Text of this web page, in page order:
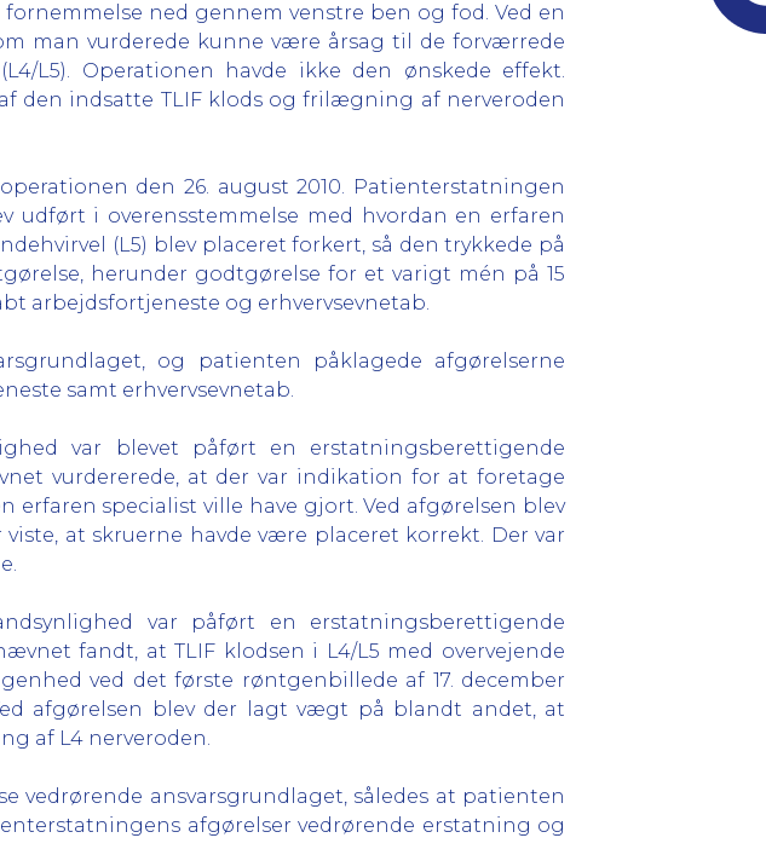
ned gennem venstre ben og fod. Ved en
man vurderede kunne være årsag til de forværrede
L5). Operationen havde ikke den ønskede effekt.
den indsatte TLIF klods og frilægning af nerveroden
den 26. august 2010. Patienterstatningen
i overensstemmelse med hvordan en erfaren
(L5) blev placeret forkert, så den trykkede på
herunder godtgørelse for et varigt mén på 15
arbejdsfortjeneste og erhvervsevnetab.
og patienten påklagede afgørelserne
samt erhvervsevnetab.
var blevet påført en erstatningsberettigende
vurdererede, at der var indikation for at foretage
specialist ville have gjort. Ved afgørelsen blev
at skruerne havde være placeret korrekt. Der var
var påført en erstatningsberettigende
fandt, at TLIF klodsen i L4/L5 med overvejende
ved det første røntgenbillede af 17. december
afgørelsen blev der lagt vægt på blandt andet, at
af L4 nerveroden.
ansvarsgrundlaget, således at patienten
afgørelser vedrørende erstatning og